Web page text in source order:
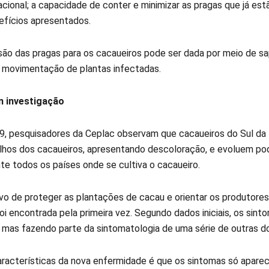
a capacidade de conter e minimizar as pragas que já
apresentados.
das pragas para os cacaueiros pode ser dada por meio de
de plantas infectadas.
investigação
pesquisadores da Ceplac observam que cacaueiros do Sul
dos cacaueiros, apresentando descoloração, e evoluem
todos os países onde se cultiva o cacaueiro.
de proteger as plantações de cacau e orientar os
encontrada pela primeira vez. Segundo dados iniciais, os
fazendo parte da sintomatologia de uma série de outras
da nova enfermidade é que os sintomas só